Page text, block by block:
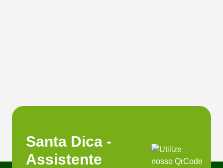
Santa Dica -
Assistente